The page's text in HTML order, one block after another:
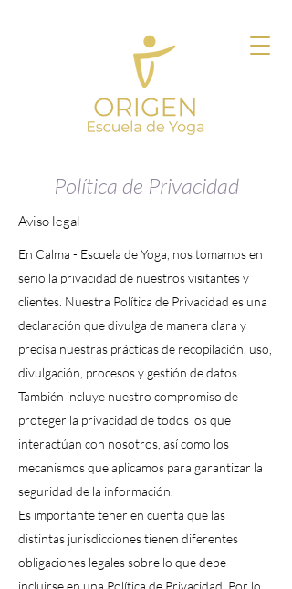
Política de Privacidad
Aviso legal
En Calma - Escuela de Yoga, nos tomamos en
serio la privacidad de nuestros visitantes y
clientes. Nuestra Política de Privacidad es una
declaración que divulga de manera clara y
precisa nuestras prácticas de recopilación, uso,
divulgación, procesos y gestión de datos.
También incluye nuestro compromiso de
proteger la privacidad de todos los que
interactúan con nosotros, así como los
mecanismos que aplicamos para garantizar la
seguridad de la información.
Es importante tener en cuenta que las
distintas jurisdicciones tienen diferentes
obligaciones legales sobre lo que debe
incluirse en una Política de Privacidad. Por lo